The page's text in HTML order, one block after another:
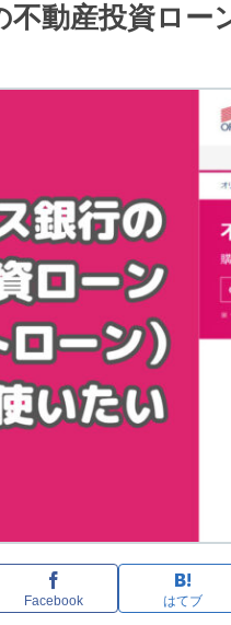
不動産投資ロー
Facebook はてブ